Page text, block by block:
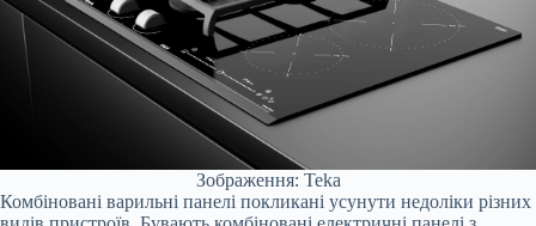
Зображення: Teka
Комбіновані варильні панелі покликані усунути недоліки різних